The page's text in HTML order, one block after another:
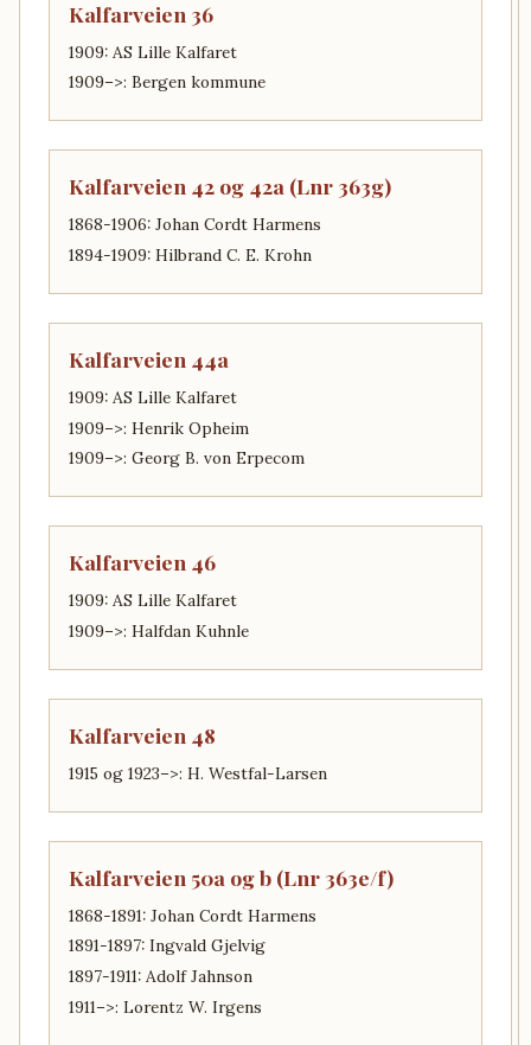
Kalfarveien 36
1909: AS Lille Kalfaret
1909–>: Bergen kommune
Kalfarveien 42 og 42a (Lnr 363g)
1868-1906: Johan Cordt Harmens
1894-1909: Hilbrand C. E. Krohn
Kalfarveien 44a
1909: AS Lille Kalfaret
1909–>: Henrik Opheim
1909–>: Georg B. von Erpecom
Kalfarveien 46
1909: AS Lille Kalfaret
1909–>: Halfdan Kuhnle
Kalfarveien 48
1915 og 1923–>: H. Westfal-Larsen
Kalfarveien 50a og b (Lnr 363e/f)
1868-1891: Johan Cordt Harmens
1891-1897: Ingvald Gjelvig
1897-1911: Adolf Jahnson
1911–>: Lorentz W. Irgens